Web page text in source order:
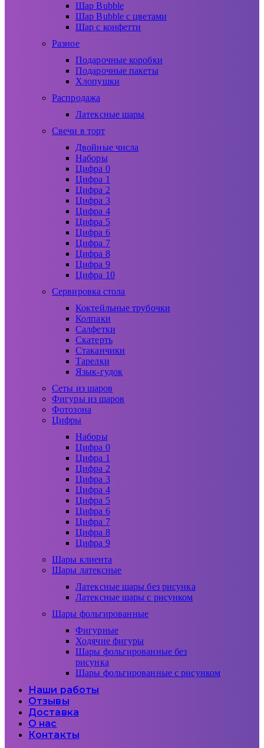
Шар Bubble
Шар Bubble с цветами
Шар с конфетти
Разное
Подарочные коробки
Подарочные пакеты
Хлопушки
Распродажа
Латексные шары
Свечи в торт
Двойные числа
Наборы
Цифра 0
Цифра 1
Цифра 2
Цифра 3
Цифра 4
Цифра 5
Цифра 6
Цифра 7
Цифра 8
Цифра 9
Цифра 10
Сервировка стола
Коктейльные трубочки
Колпаки
Салфетки
Скатерть
Стаканчики
Тарелки
Язык-гудок
Сеты из шаров
Фигуры из шаров
Фотозона
Цифры
Наборы
Цифра 0
Цифра 1
Цифра 2
Цифра 3
Цифра 4
Цифра 5
Цифра 6
Цифра 7
Цифра 8
Цифра 9
Шары клиента
Шары латексные
Латексные шары без рисунка
Латексные шары с рисунком
Шары фольгированные
Фигурные
Ходячие фигуры
Шары фольгированные без
рисунка
Шары фольгированные с рисунком
Наши работы
Отзывы
Доставка
О нас
Контакты